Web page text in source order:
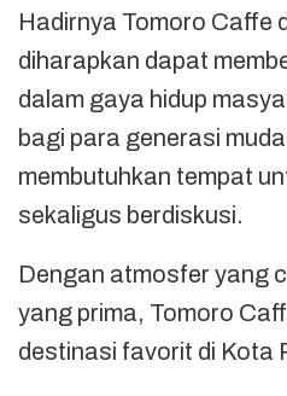
Hadirnya Tomoro Caffe
diharapkan dapat
dalam gaya hidup
bagi para generasi
membutuhkan tempat
sekaligus berdiskusi.
Dengan atmosfer yang
yang prima, Tomoro
destinasi favorit di Kota